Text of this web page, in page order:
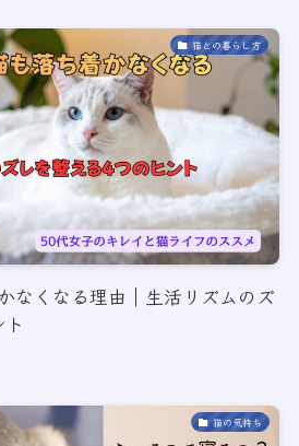
猫との暮らし方
なくなる理由｜生活リズムのズ
猫の気持ち